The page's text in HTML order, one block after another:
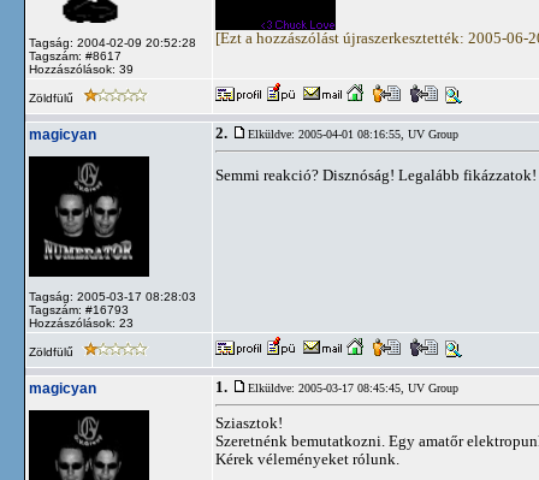
Tagság: 2004-02-09 20:52:28
Tagszám: #8617
Hozzászólások: 39
[Ezt a hozzászólást újraszerkesztették: 2005-06-
Zöldfülű
magicyan
Tagság: 2005-03-17 08:28:03
Tagszám: #16793
Hozzászólások: 23
2. Elküldve: 2005-04-01 08:16:55, UV Group
Semmi reakció? Disznóság! Legalább fikázzatok!
Zöldfülű
magicyan 1. Elküldve: 2005-03-17 08:45:45, UV Group
Sziasztok!
Szeretnénk bemutatkozni. Egy amatőr
Kérek véleményeket rólunk.